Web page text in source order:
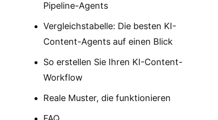
Pipeline-Agents
Vergleichstabelle: Die besten KI-
Content-Agents auf einen Blick
So erstellen Sie Ihren KI-Content-
Workflow
Reale Muster, die funktionieren